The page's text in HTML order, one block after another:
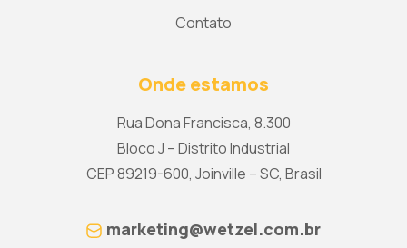
Contato
Onde estamos
Rua Dona Francisca, 8.300
Bloco J – Distrito Industrial
CEP 89219-600, Joinville – SC, Brasil
marketing@wetzel.com.br